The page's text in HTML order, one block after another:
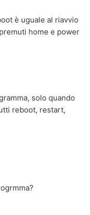
è uguale al riavvio
home e power
solo quando
reboot, restart,